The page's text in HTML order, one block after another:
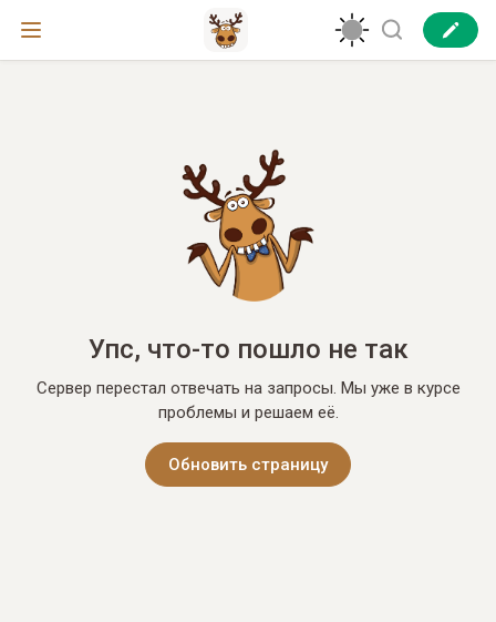
Упс, что-то пошло не так
Сервер перестал отвечать на запросы. Мы уже в курсе
проблемы и решаем её.
Обновить страницу